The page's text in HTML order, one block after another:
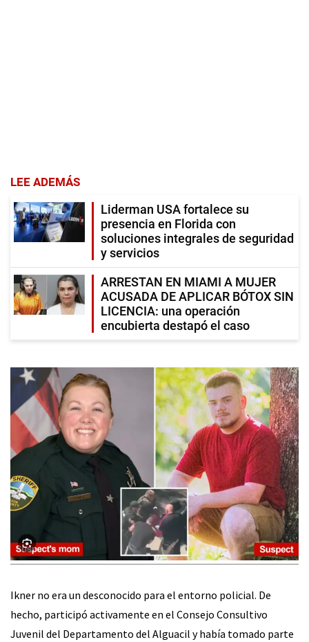
LEE ADEMÁS
Liderman USA fortalece su
presencia en Florida con
soluciones integrales de seguridad
y servicios
ARRESTAN EN MIAMI A MUJER
ACUSADA DE APLICAR BÓTOX SIN
LICENCIA: una operación
encubierta destapó el caso
Ikner no era un desconocido para el entorno policial. De
hecho, participó activamente en el Consejo Consultivo
Juvenil del Departamento del Alguacil y había tomado parte